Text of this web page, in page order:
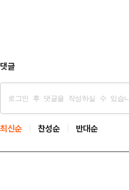
댓글
최신순 찬성순 반대순